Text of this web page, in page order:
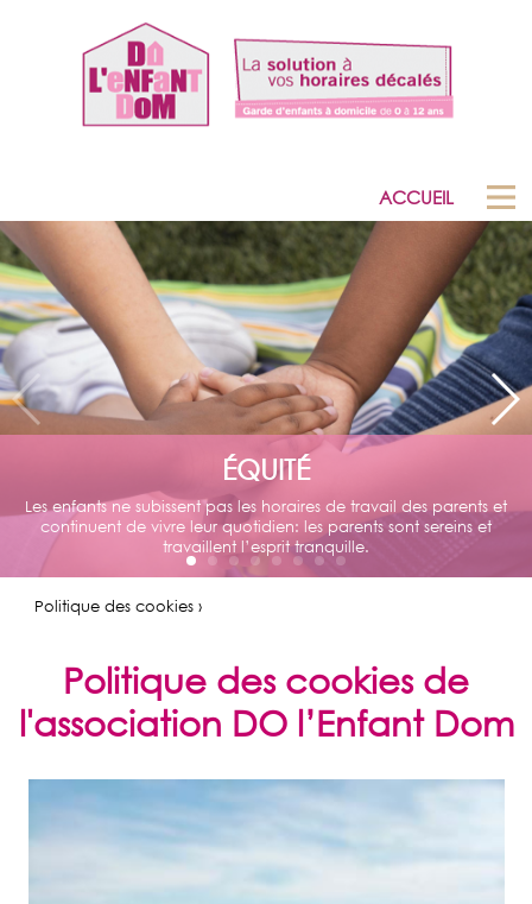
ACCUEIL
ÉQUITÉ
Les enfants ne subissent pas les horaires de travail des parents et
continuent de vivre leur quotidien: les parents sont sereins et
travaillent l’esprit tranquille.
Politique des cookies ›
Politique des cookies de
l'association DO l’Enfant Dom